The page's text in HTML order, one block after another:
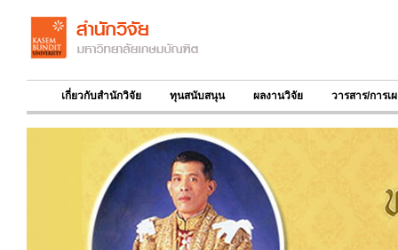
เกี่ยวกับสำนักวิจัย ทุนสนับสนุน ผลงานวิจัย วารสาร/การเ